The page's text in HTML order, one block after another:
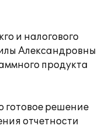
и налогового
Александровны
продукта
готовое решение
отчетности